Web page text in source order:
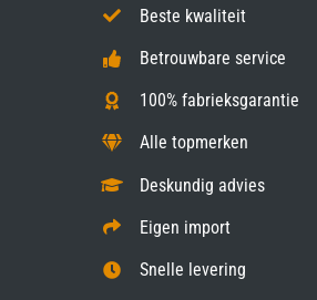
Beste kwaliteit
Betrouwbare service
100% fabrieksgarantie
Alle topmerken
Deskundig advies
Eigen import
Snelle levering